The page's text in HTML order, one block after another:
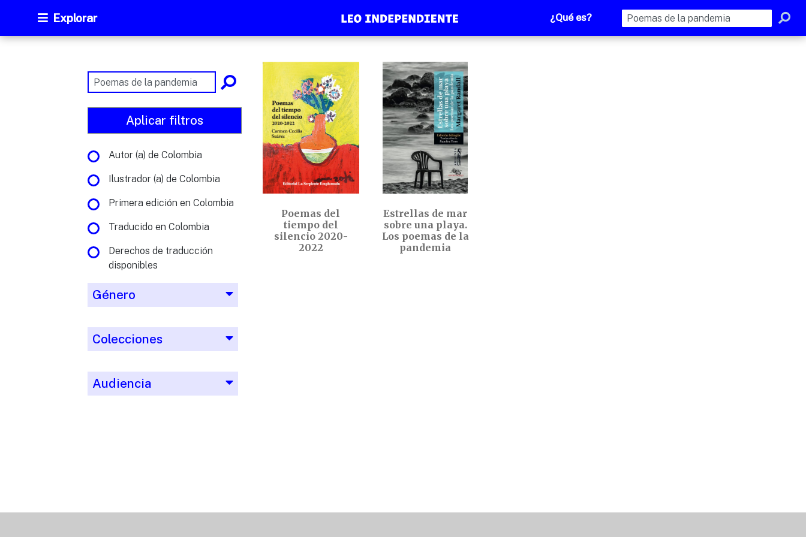
Explorar ¿Qué es?
Aplicar filtros
Autor (a) de Colombia
Ilustrador (a) de Colombia
Primera edición en Colombia
Traducido en Colombia
Derechos de traducción
disponibles
Género
Colecciones
Audiencia
Poemas del
tiempo del
silencio 2020-
2022
Estrellas de mar
sobre una playa.
Los poemas de la
pandemia